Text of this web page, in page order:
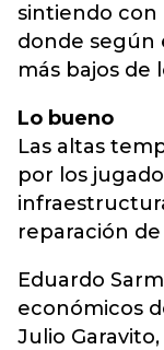
sintiendo con
donde según
más bajos de
Lo bueno
Las altas
por los
reparación de
Eduardo
económicos
Julio